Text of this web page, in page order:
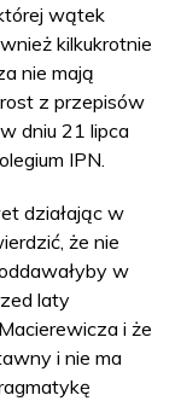
wątek
kilkukrotnie
nie mają
z przepisów
dniu 21 lipca
IPN.
działając w
że nie
w
laty
i że
i nie ma